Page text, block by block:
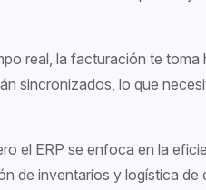
real, la facturación te toma
sincronizados, lo que
el ERP se enfoca en la
de inventarios y logística de